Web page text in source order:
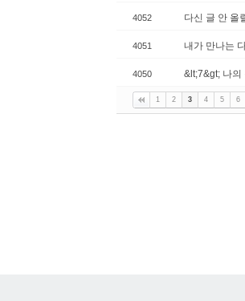
4052 다신 글 안 올
4051 내가 만나는
4050 &lt;7&gt; 나의
1 2 3 4 5 6